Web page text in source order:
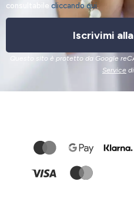
consultabile cliccando qui.
Iscrivimi
Questo sito è protetto da Google
Service